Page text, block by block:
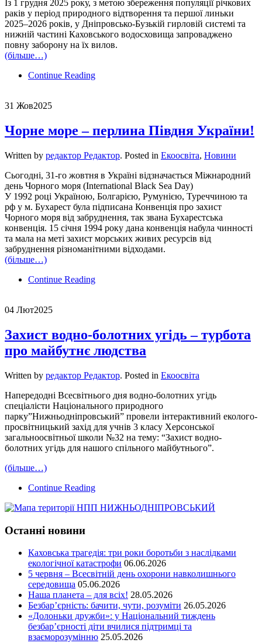
Із 1 грудня 2025 року, з метою збереження популяції річкових
раків у період природного відтворення та першої линьки
2025–2026 років, у Дніпровсько-Бузькій гирловій системі та
нижній частині Каховського водосховища запроваджено
повну заборону на їх вилов.
(більше…)
Continue Reading
31 Жов2025
Чорне море – перлина Півдня України!
Written by редактор Редактор. Posted in Екоосвіта, Новини
Сьогодні, 31-го жовтня в Україні відзначається Міжнародний
день Чорного моря (International Black Sea Day)
️У 1992 році Україною, Болгарією, Румунією, Туреччиною та
рф у м. Бухарест була підписана Конвенція про захист
Чорного моря від забруднення, так звана Бухарестська
конвенція. 15 січня 1994 року дана конвенція набула чинності
та мала на меті захист морських живих ресурсів від
забруднення різноманітними відходами.
(більше…)
Continue Reading
04 Лют2025
Захист водно-болотних угідь – турбота
про майбутнє людства
Written by редактор Редактор. Posted in Екоосвіта
Напередодні Всесвітнього дня водно-болотних угідь
спеціалісти Національного природного
парку”Нижньодніпровський” провели інтерактивний еколого-
просвітницький захід для учнів 3 класу Херсонської
загальноосвітньої школи №32 на тему: “Захист водно-
болотних угідь для нашого спільного майбутнього”.
(більше…)
Continue Reading
Останні новини
Каховська трагедія: три роки боротьби з наслідками
екологічної катастрофи 06.06.2026
5 червня – Всесвітній день охорони навколишнього
середовища 05.06.2026
Наша планета – для всіх! 28.05.2026
Безбар’єрність: бачити, чути, розуміти 26.05.2026
«Долоньки дружби»: у Національний тиждень
безбар’єрності діти вчилися підтримці та
взаєморозумінню 25.05.2026